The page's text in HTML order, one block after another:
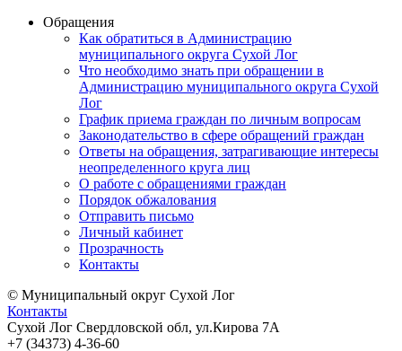
Обращения
Как обратиться в Администрацию
муниципального округа Сухой Лог
Что необходимо знать при обращении в
Администрацию муниципального округа Сухой
Лог
График приема граждан по личным вопросам
Законодательство в сфере обращений граждан
Ответы на обращения, затрагивающие интересы
неопределенного круга лиц
О работе с обращениями граждан
Порядок обжалования
Отправить письмо
Личный кабинет
Прозрачность
Контакты
© Муниципальный округ Сухой Лог
Контакты
Сухой Лог Свердловской обл, ул.Кирова 7А
+7 (34373) 4-36-60